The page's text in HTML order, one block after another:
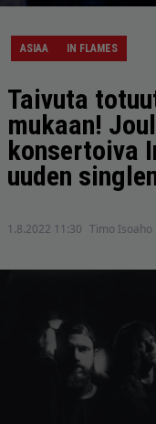
ASIAA IN FLAMES
Taivuta
mukaan!
konsertoiva
uuden
1.8.2022 11:30 Timo Isoaho